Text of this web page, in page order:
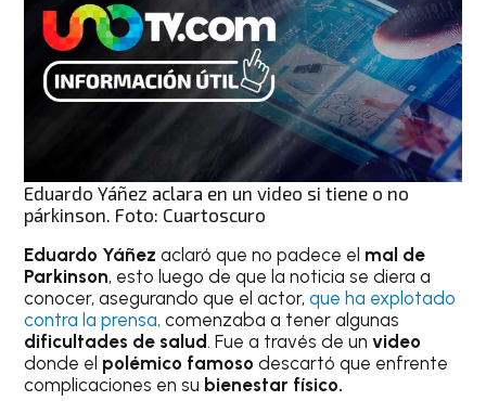
Eduardo Yáñez aclara en un video si tiene o no
párkinson. Foto: Cuartoscuro
Eduardo Yáñezaclaró que no padece el mal de
Parkinson, esto luego de que la noticia se diera a
conocer, asegurando que el actor,que ha explotado
contra la prensa, comenzaba a tener algunas
dificultades de salud. Fue a través de unvideo
donde el polémico famosodescartó que enfrente
complicaciones en su bienestar físico.